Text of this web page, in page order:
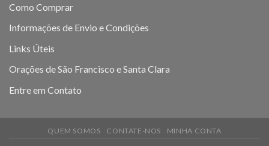
Como Comprar
Informações de Envio e Condições
Links Úteis
Orações de São Francisco e Santa Clara
Entre em Contato
QUEM SOMOS CONTATE-NOS MINHA CONTA